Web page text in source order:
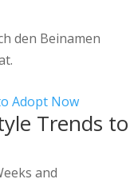
den Beinamen
Trends to
and